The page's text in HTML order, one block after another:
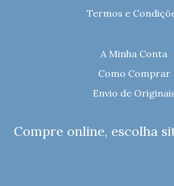
Termos e
A Minha Conta
Como Comprar
Envio de
Compre online, escolha